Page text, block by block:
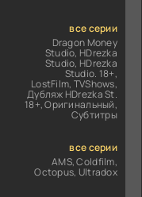
все серии
Dragon Money
Studio, HDrezka
Studio, HDrezka
Studio. 18+,
LostFilm, TVShows,
Дубляж HDrezka St.
18+, Оригинальный,
Субтитры
все серии
AMS, Coldfilm,
Octopus, Ultradox